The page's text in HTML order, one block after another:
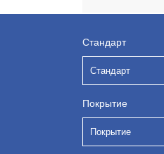
Стандарт
Стандарт
Покрытие
Покрытие